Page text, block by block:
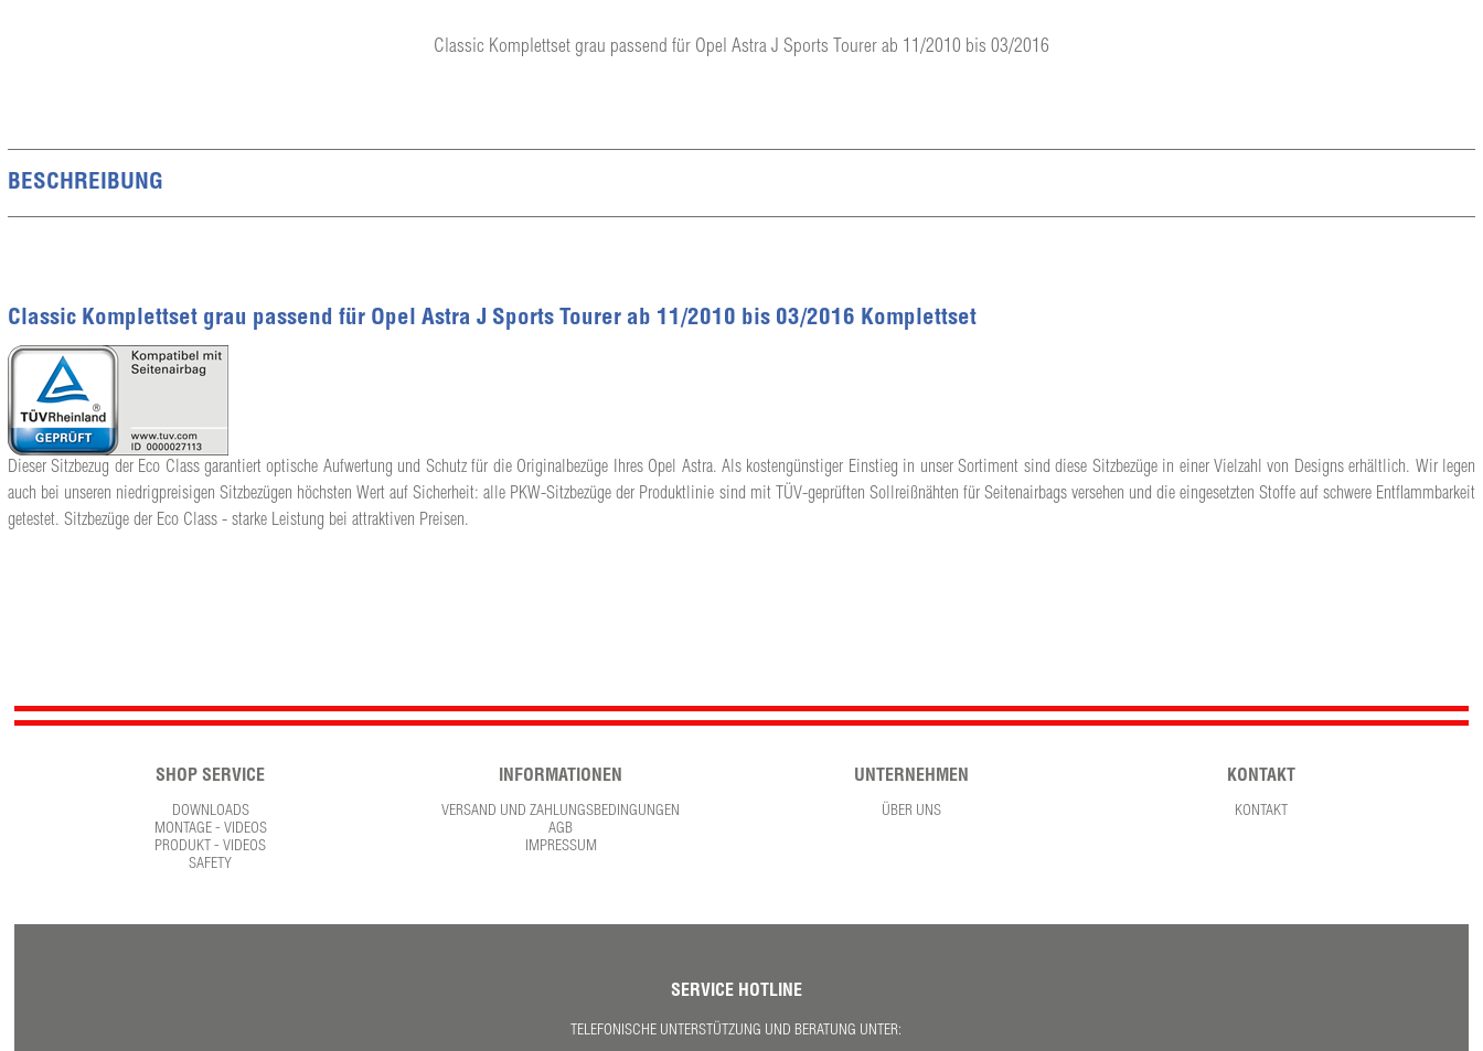
Classic Komplettset grau passend für Opel Astra J Sports Tourer ab 11/2010 bis 03/2016
BESCHREIBUNG
Classic Komplettset grau passend für Opel Astra J Sports Tourer ab 11/2010 bis 03/2016 Komplettset
Dieser Sitzbezug der Eco Class garantiert optische Aufwertung und Schutz für die Originalbezüge Ihres Opel Astra. Als kostengünstiger Einstieg in unser Sortiment sind diese Sitzbezüge in einer Vielzahl von Designs erhältlich. Wir legen
auch bei unseren niedrigpreisigen Sitzbezügen höchsten Wert auf Sicherheit: alle PKW-Sitzbezüge der Produktlinie sind mit TÜV-geprüften Sollreißnähten für Seitenairbags versehen und die eingesetzten Stoffe auf schwere Entflammbarkeit
getestet. Sitzbezüge der Eco Class - starke Leistung bei attraktiven Preisen.
SHOP SERVICE
DOWNLOADS
MONTAGE - VIDEOS
PRODUKT - VIDEOS
SAFETY
INFORMATIONEN
VERSAND UND ZAHLUNGSBEDINGUNGEN
AGB
IMPRESSUM
UNTERNEHMEN
ÜBER UNS
KONTAKT
KONTAKT
SERVICE HOTLINE
TELEFONISCHE UNTERSTÜTZUNG UND BERATUNG UNTER: